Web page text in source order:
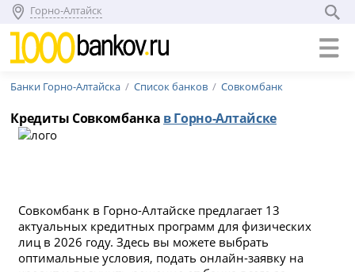
Горно-Алтайск
Банки Горно-Алтайска Список банков Совкомбанк
Кредиты Совкомбанка в Горно-Алтайске
Совкомбанк в Горно-Алтайске предлагает 13
актуальных кредитных программ для физических
лиц в 2026 году. Здесь вы можете выбрать
оптимальные условия, подать онлайн-заявку на